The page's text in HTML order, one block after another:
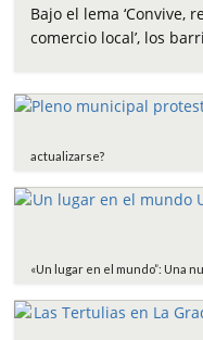
c
e
o
i
t
r
a
t
p
p
a
i
m
p
t
Bajo el lema ‘Convive,
comercio local’, los
actualizarse?
«Un lugar en el mundo”: Una